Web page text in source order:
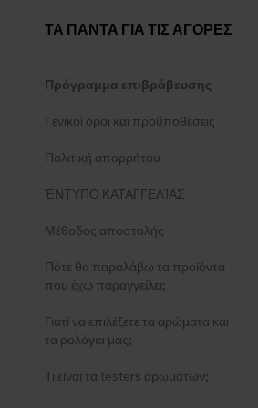
ΤΑ ΠΑΝΤΑ ΓΙΑ ΤΙΣ ΑΓΟΡΕΣ
Πρόγραμμα επιβράβευσης
Γενικοί όροι και προϋποθέσεις
Πολιτική απορρήτου
ΈΝΤΥΠΟ ΚΑΤΑΓΓΕΛΊΑΣ
Μέθοδος αποστολής
Πότε θα παραλάβω τα προϊόντα
που έχω παραγγείλει;
Γιατί να επιλέξετε τα αρώματα και
τα ρολόγια μας;
Τι είναι τα testers αρωμάτων;